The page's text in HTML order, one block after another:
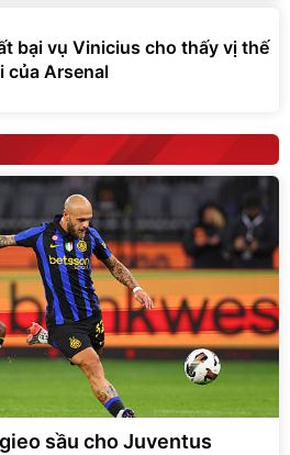
bại vụ Vinicius cho thấy vị thế
của Arsenal
sầu cho Juventus